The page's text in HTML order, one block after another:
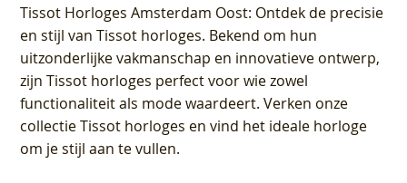
Tissot Horloges Amsterdam Oost: Ontdek de precisie
en stijl van Tissot horloges. Bekend om hun
uitzonderlijke vakmanschap en innovatieve ontwerp,
zijn Tissot horloges perfect voor wie zowel
functionaliteit als mode waardeert. Verken onze
collectie Tissot horloges en vind het ideale horloge
om je stijl aan te vullen.